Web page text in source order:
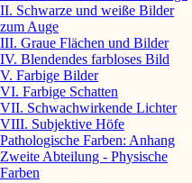
II. Schwarze und weiße Bilder
zum Auge
III. Graue Flächen und Bilder
IV. Blendendes farbloses Bild
V. Farbige Bilder
VI. Farbige Schatten
VII. Schwachwirkende Lichter
VIII. Subjektive Höfe
Pathologische Farben: Anhang
Zweite Abteilung - Physische
Farben